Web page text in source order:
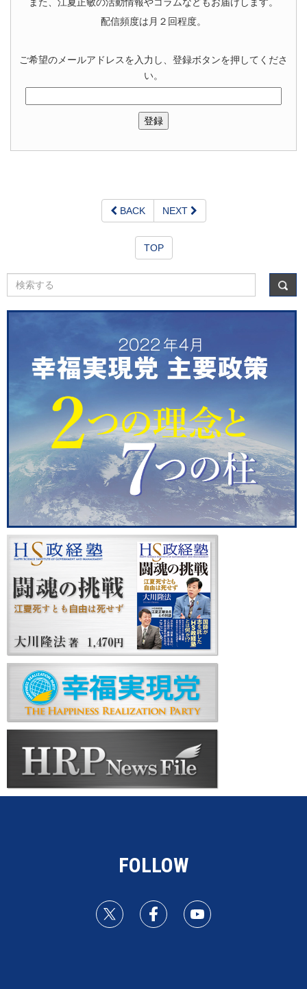
配信頻度は月２回程度。
ご希望のメールアドレスを入力し、登録ボタンを押してくださ
い。
BACK NEXT
TOP
FOLLOW